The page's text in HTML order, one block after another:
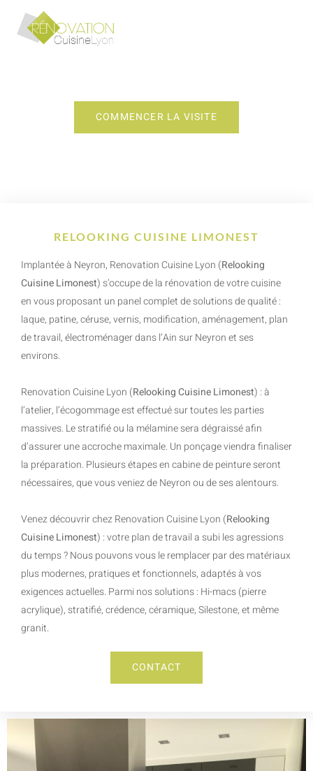
COMMENCER LA VISITE
RELOOKING CUISINE LIMONEST
Implantée à Neyron, Renovation Cuisine Lyon (Relooking
Cuisine Limonest) s’occupe de la rénovation de votre cuisine
en vous proposant un panel complet de solutions de qualité :
laque, patine, céruse, vernis, modification, aménagement, plan
de travail, électroménager dans l’Ain sur Neyron et ses
environs.
Renovation Cuisine Lyon (Relooking Cuisine Limonest) : à
l’atelier, l’écogommage est effectué sur toutes les parties
massives. Le stratifié ou la mélamine sera dégraissé afin
d’assurer une accroche maximale. Un ponçage viendra finaliser
la préparation. Plusieurs étapes en cabine de peinture seront
nécessaires, que vous veniez de Neyron ou de ses alentours.
Venez découvrir chez Renovation Cuisine Lyon (Relooking
Cuisine Limonest) : votre plan de travail a subi les agressions
du temps ? Nous pouvons vous le remplacer par des matériaux
plus modernes, pratiques et fonctionnels, adaptés à vos
exigences actuelles. Parmi nos solutions : Hi-macs (pierre
acrylique), stratifié, crédence, céramique, Silestone, et même
granit.
CONTACT